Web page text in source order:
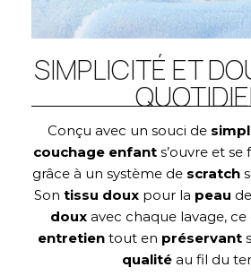
SIMPLICITÉ ET
Conçu avec un souci de
couchage enfant s’ouvre et se
grâce à un système de scratch
Son tissu doux pour la peau
doux avec chaque lavage, ce
entretien tout en préservant
qualité au fil du